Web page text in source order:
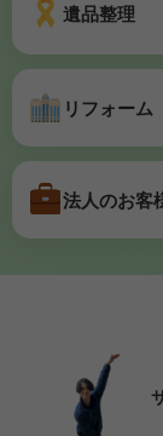
遺品整理
リフォーム
法人のお客